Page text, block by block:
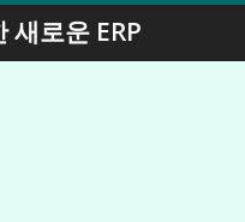
새로운 ERP